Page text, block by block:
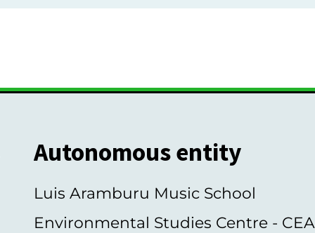
Autonomous entity
Luis Aramburu Music School
Environmental Studies Centre - CEA